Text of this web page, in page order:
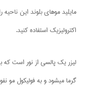
مایلید موهای بلوند این
اکترولیزیک استفاده کنید.
لیزر یک پالسی از نور است
گرما میشود و به فولیکول